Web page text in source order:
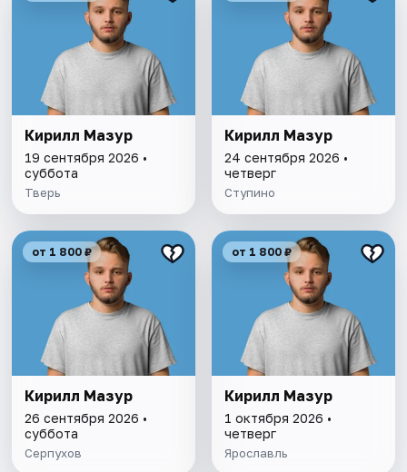
Кирилл Мазур
19 сентября 2026 •
суббота
Тверь
Кирилл Мазур
24 сентября 2026 •
четверг
Ступино
от 1 800 ₽
Кирилл Мазур
26 сентября 2026 •
суббота
Серпухов
от 1 800 ₽
Кирилл Мазур
1 октября 2026 •
четверг
Ярославль